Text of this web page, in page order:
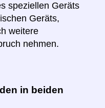
speziellen Geräts
Geräts,
weitere
nehmen.
in beiden